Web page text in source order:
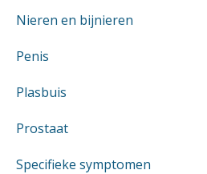
Nieren en bijnieren
Penis
Plasbuis
Prostaat
Specifieke symptomen